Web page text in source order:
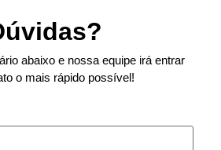
abaixo e nossa equipe irá entrar
o mais rápido possível!